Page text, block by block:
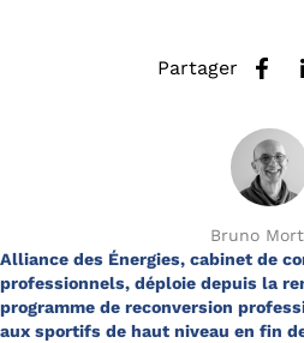
Partager
Bruno
Alliance des Énergies, cabinet de
professionnels, déploie depuis la
programme de reconversion
aux sportifs de haut niveau en fin